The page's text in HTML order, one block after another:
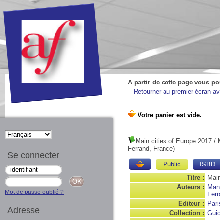
A partir de cette page vous
Retourner au premier écran
Main cities of Europe 2017 /
Ferrand, France)
Public
ISBD
Titre :
Auteurs :
Editeur :
Collection :
Se connecter
Mot de passe oublié ?
Adresse